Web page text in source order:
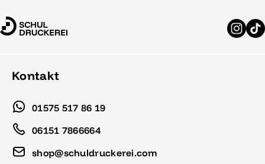
Kontakt
01575 517 86 19
06151 7866664
shop@schuldruckerei.com